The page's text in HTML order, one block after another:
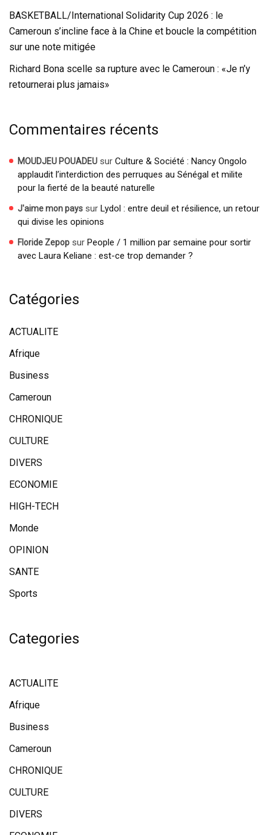
BASKETBALL/International Solidarity Cup 2026 : le
Cameroun s’incline face à la Chine et boucle la compétition
sur une note mitigée
Richard Bona scelle sa rupture avec le Cameroun : «Je n’y
retournerai plus jamais»
Commentaires récents
MOUDJEU POUADEU sur Culture & Société : Nancy Ongolo
applaudit l’interdiction des perruques au Sénégal et milite
pour la fierté de la beauté naturelle
J'aime mon pays sur Lydol : entre deuil et résilience, un retour
qui divise les opinions
Floride Zepop sur People / 1 million par semaine pour sortir
avec Laura Keliane : est-ce trop demander ?
Catégories
ACTUALITE
Afrique
Business
Cameroun
CHRONIQUE
CULTURE
DIVERS
ECONOMIE
HIGH-TECH
Monde
OPINION
SANTE
Sports
Categories
ACTUALITE
Afrique
Business
Cameroun
CHRONIQUE
CULTURE
DIVERS